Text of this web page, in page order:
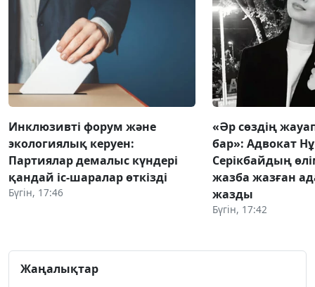
Инклюзивті форум және
экологиялық керуен:
Партиялар демалыс күндері
қандай іс-шаралар өткізді
Бүгін, 17:46
«Әр сөздің
бар»: Адвокат
Серікбайдың
жазба жазған
жазды
Бүгін, 17:42
Жаңалықтар